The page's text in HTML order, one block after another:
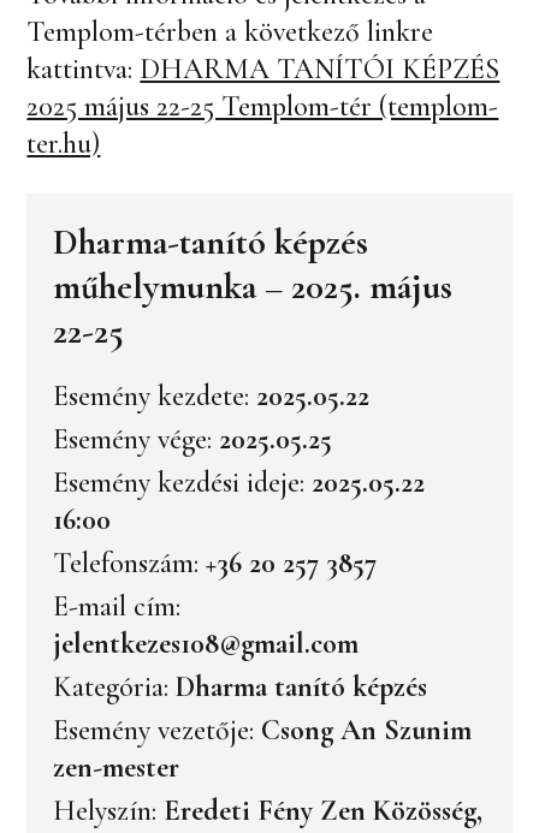
Templom-térben a következő linkre
kattintva: DHARMA TANÍTÓI KÉPZÉS
2025 május 22-25 Templom-tér (templom-
ter.hu)
Dharma-tanító képzés
műhelymunka – 2025. május
22-25
Esemény kezdete: 2025.05.22
Esemény vége: 2025.05.25
Esemény kezdési ideje: 2025.05.22
16:00
Telefonszám:+36 20 257 3857
E-mail cím:
jelentkezes108@gmail.com
Kategória:Dharma tanító képzés
Esemény vezetője: Csong An Szunim
zen-mester
Helyszín: Eredeti Fény Zen Közösség,